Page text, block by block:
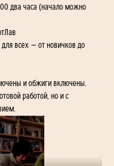
два часа (начало можно
всех — от новичков до
и обжиги включены.
работой, но и с